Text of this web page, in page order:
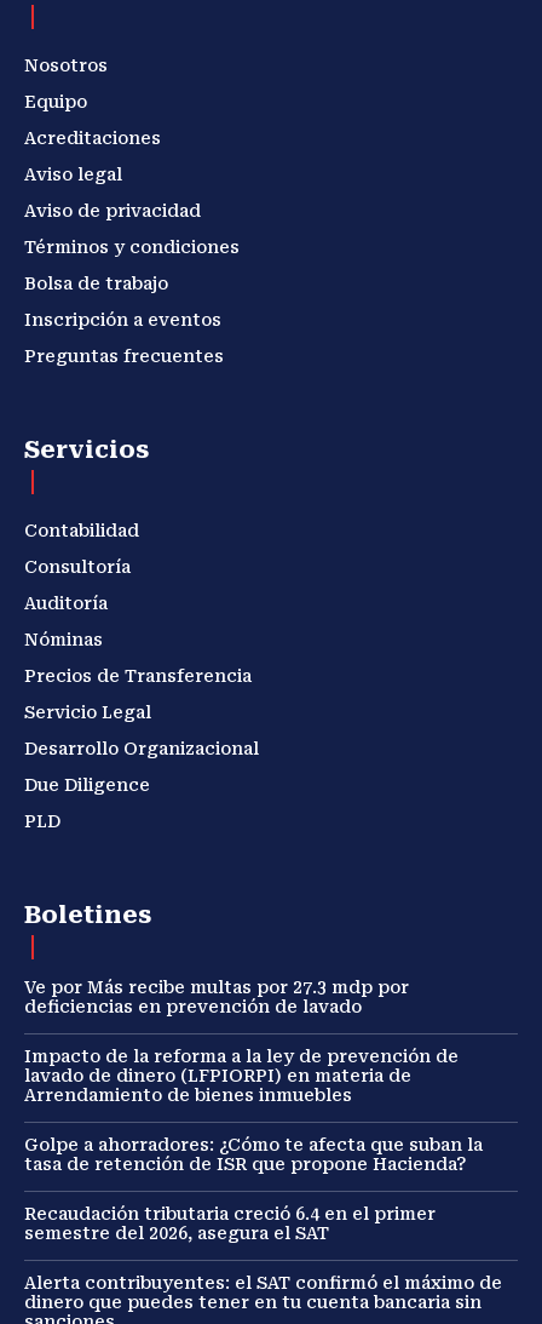
Nosotros
Equipo
Acreditaciones
Aviso legal
Aviso de privacidad
Términos y condiciones
Bolsa de trabajo
Inscripción a eventos
Preguntas frecuentes
Servicios
Contabilidad
Consultoría
Auditoría
Nóminas
Precios de Transferencia
Servicio Legal
Desarrollo Organizacional
Due Diligence
PLD
Boletines
Ve por Más recibe multas por 27.3 mdp por
deficiencias en prevención de lavado
Impacto de la reforma a la ley de prevención de
lavado de dinero (LFPIORPI) en materia de
Arrendamiento de bienes inmuebles
Golpe a ahorradores: ¿Cómo te afecta que suban la
tasa de retención de ISR que propone Hacienda?
Recaudación tributaria creció 6.4 en el primer
semestre del 2026, asegura el SAT
Alerta contribuyentes: el SAT confirmó el máximo de
dinero que puedes tener en tu cuenta bancaria sin